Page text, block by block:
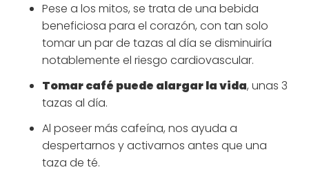
Pese a los mitos, se trata de una bebida
beneficiosa para el corazón, con tan solo
tomar un par de tazas al día se disminuiría
notablemente el riesgo cardiovascular.
Tomar café puede alargar la vida, unas 3
tazas al día.
Al poseer más cafeína, nos ayuda a
despertarnos y activarnos antes que una
taza de té.